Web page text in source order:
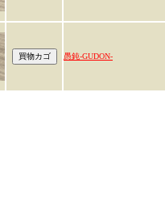
愚鈍-GUDON-